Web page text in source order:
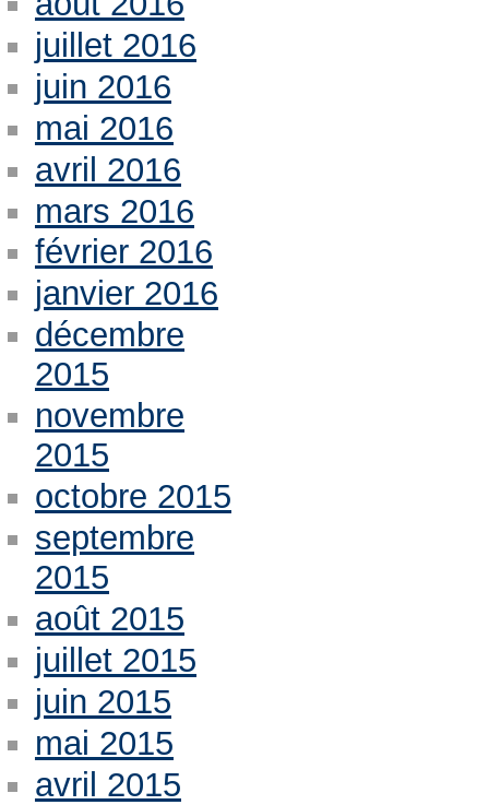
juillet 2016
juin 2016
mai 2016
avril 2016
mars 2016
février 2016
janvier 2016
décembre
2015
novembre
2015
octobre 2015
septembre
2015
août 2015
juillet 2015
juin 2015
mai 2015
avril 2015